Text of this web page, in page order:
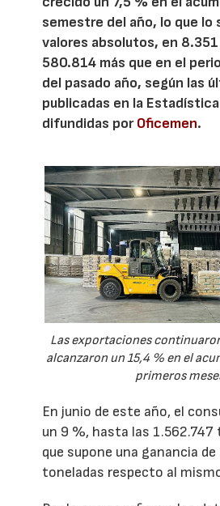
semestre del año, lo que lo
valores absolutos, en
580.814 más que en el
del pasado año, según las
publicadas en la
difundidas porOficemen.
Las exportaciones
alcanzaron un 15,4 % en el
primeros
En junio de este año, el
un 9 %, hasta las 1.562.747
que supone una ganancia
toneladas respecto al